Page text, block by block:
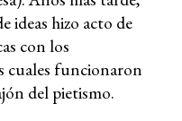
ideas hizo acto de
con los
cuales funcionaron
del pietismo.